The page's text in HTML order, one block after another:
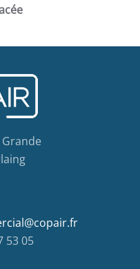
Grande
53 05